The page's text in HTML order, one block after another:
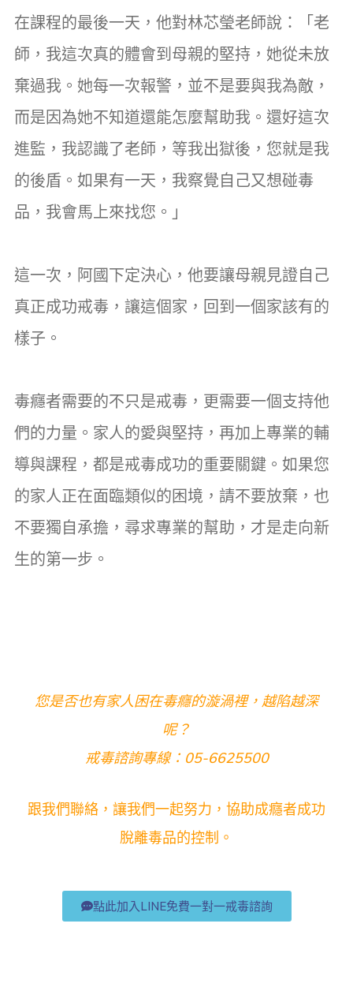
在課程的最後一天，他對林芯瑩老師說：「老
師，我這次真的體會到母親的堅持，她從未放
棄過我。她每一次報警，並不是要與我為敵，
而是因為她不知道還能怎麼幫助我。還好這次
進監，我認識了老師，等我出獄後，您就是我
的後盾。如果有一天，我察覺自己又想碰毒
品，我會馬上來找您。」
這一次，阿國下定決心，他要讓母親見證自己
真正成功戒毒，讓這個家，回到一個家該有的
樣子。
毒癮者需要的不只是戒毒，更需要一個支持他
們的力量。家人的愛與堅持，再加上專業的輔
導與課程，都是戒毒成功的重要關鍵。如果您
的家人正在面臨類似的困境，請不要放棄，也
不要獨自承擔，尋求專業的幫助，才是走向新
生的第一步。
您是否也有家人困在毒癮的漩渦裡，越陷越深
呢？
戒毒諮詢專線：05-6625500
跟我們聯絡，讓我們一起努力，協助成癮者成功
脫離毒品的控制。
點此加入LINE免費一對一戒毒諮詢